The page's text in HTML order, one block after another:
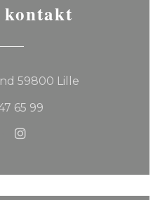
59800 Lille
65 99
((otevře se v
Instagram ((otevře se